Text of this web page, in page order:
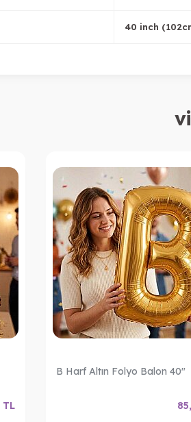
40 inch
TL
B Harf Altın Folyo Balon 40"